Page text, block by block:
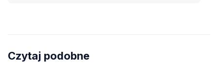
Czytaj podobne